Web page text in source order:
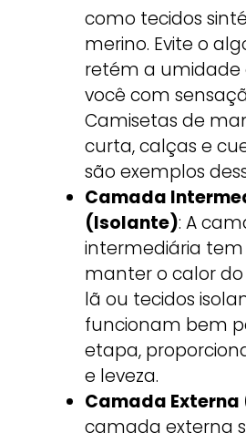
como tecidos
merino. Evite o
retém a umidade
você com
Camisetas de
curta, calças e
são exemplos
Camada
(Isolante): A
intermediária
manter o calor do
lã ou tecidos
funcionam bem
etapa,
e leveza.
Camada
camada externa